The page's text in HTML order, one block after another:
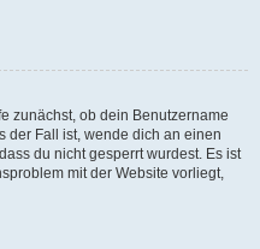
zunächst, ob dein Benutzername
der Fall ist, wende dich an einen
du nicht gesperrt wurdest. Es ist
mit der Website vorliegt,